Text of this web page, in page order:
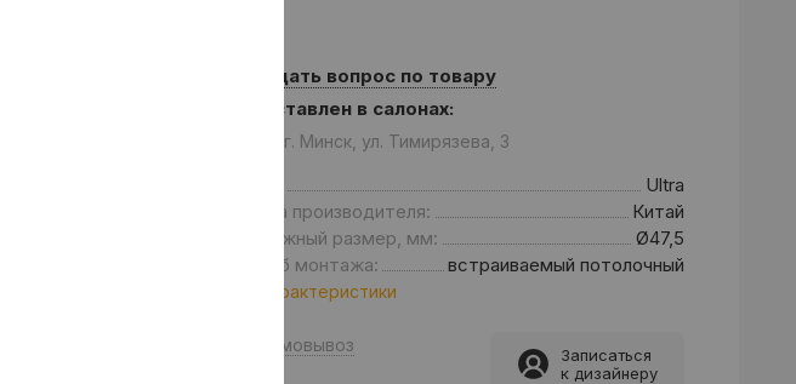
Задать вопрос по товару
Представлен в салонах:
Салон: г. Минск, ул. Тимирязева, 3
Ultra
Страна производителя:
Китай
Монтажный размер, мм:
Ø47,5
Способ монтажа:
встраиваемый потолочный
Все характеристики
Самовывоз
Записаться
к дизайнеру